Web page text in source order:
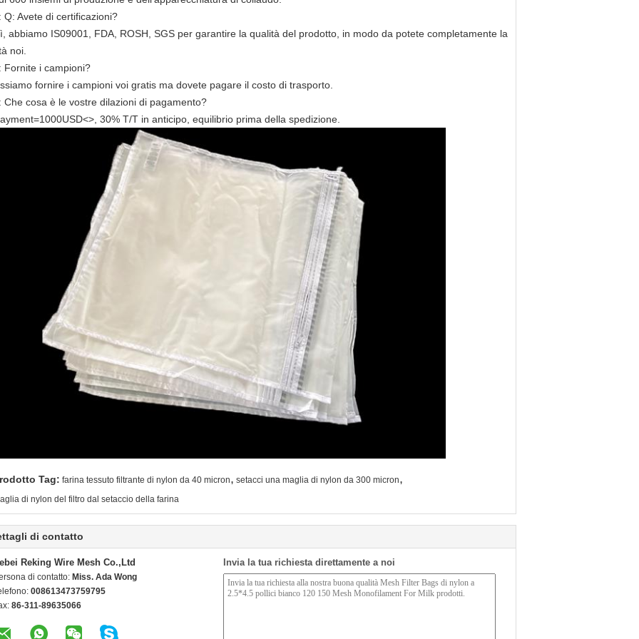
Q: Avete di certificazioni?
abbiamo IS09001, FDA, ROSH, SGS per garantire la qualità del prodotto, in modo da potete completamente la
noi.
Fornite i campioni?
fornire i campioni voi gratis ma dovete pagare il costo di trasporto.
Che cosa è le vostre dilazioni di pagamento?
<> , 30% T/T in anticipo, equilibrio prima della spedizione.
Tag: farina tessuto filtrante di nylon da 40 micron, setacci una maglia di nylon da 300 micron,
di nylon del filtro dal setaccio della farina
di contatto
Reking Wire Mesh Co.,Ltd
di contatto: Miss. Ada Wong
008613473759795
86-311-89635066
Invia la tua richiesta direttamente a noi